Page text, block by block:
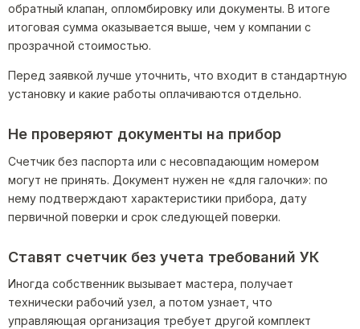
обратный клапан, опломбировку или документы. В итоге
итоговая сумма оказывается выше, чем у компании с
прозрачной стоимостью.
Перед заявкой лучше уточнить, что входит в стандартную
установку и какие работы оплачиваются отдельно.
Не проверяют документы на прибор
Счетчик без паспорта или с несовпадающим номером
могут не принять. Документ нужен не «для галочки»: по
нему подтверждают характеристики прибора, дату
первичной поверки и срок следующей поверки.
Ставят счетчик без учета требований УК
Иногда собственник вызывает мастера, получает
технически рабочий узел, а потом узнает, что
управляющая организация требует другой комплект